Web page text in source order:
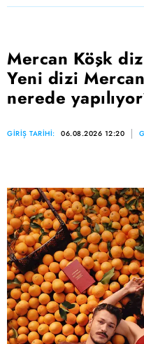
Mercan Köşk
Yeni dizi
nerede
GİRİŞ TARİHİ: 06.08.2026 12:20